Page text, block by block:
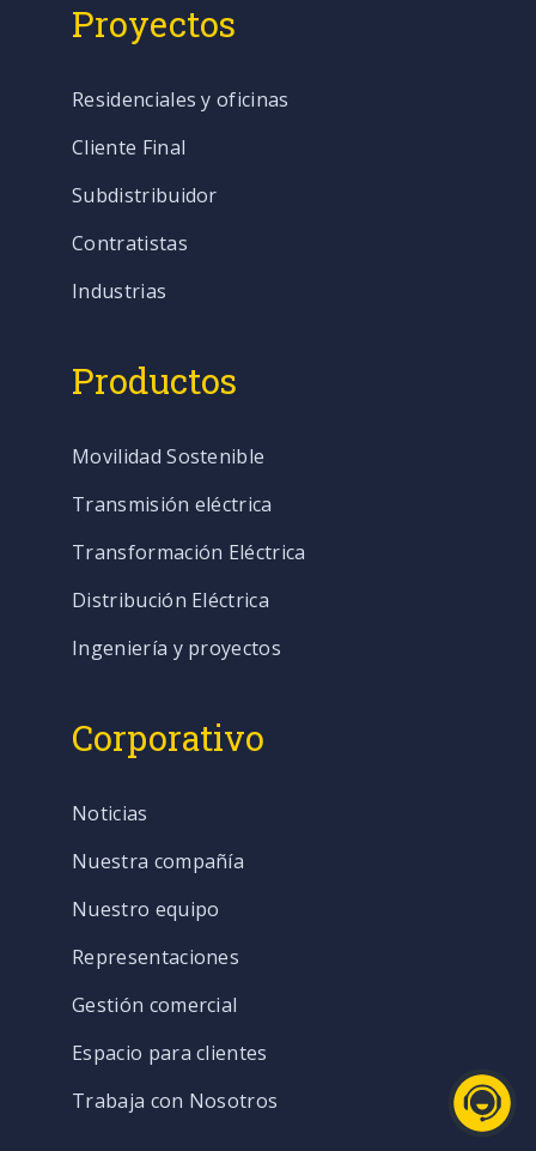
Proyectos
Residenciales y oficinas
Cliente Final
Subdistribuidor
Contratistas
Industrias
Productos
Movilidad Sostenible
Transmisión eléctrica
Transformación Eléctrica
Distribución Eléctrica
Ingeniería y proyectos
Corporativo
Noticias
Nuestra compañía
Nuestro equipo
Representaciones
Gestión comercial
Espacio para clientes
Trabaja con Nosotros